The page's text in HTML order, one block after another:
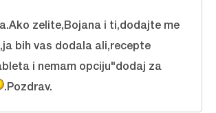
zelite,Bojana i ti,dodajte me
bih vas dodala ali,recepte
i nemam opciju"dodaj za
.Pozdrav.